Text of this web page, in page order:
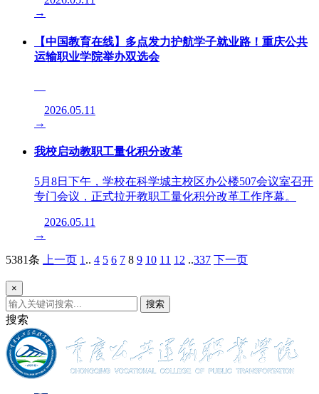
→
【中国教育在线】多点发力护航学子就业路！重庆公共
运输职业学院举办双选会
2026.05.11
→
我校启动教职工量化积分改革
5月8日下午，学校在科学城主校区办公楼507会议室召开
专门会议，正式拉开教职工量化积分改革工作序幕。
2026.05.11
→
5381条 上一页 1.. 4 5 6 7 8 9 10 11 12 ..337 下一页
×
搜索
搜索